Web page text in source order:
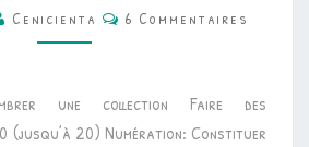
•
ATELIERS
LES
COLLECTIONS
Cenicienta Commentaires
6 Commentaires
une collection Faire des
(jusqu’à 20) Numération: Constituer